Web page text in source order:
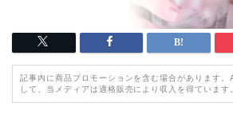
記事内に商品プロモーションを含む場合があります
して、当メディアは適格販売により収入を得ています